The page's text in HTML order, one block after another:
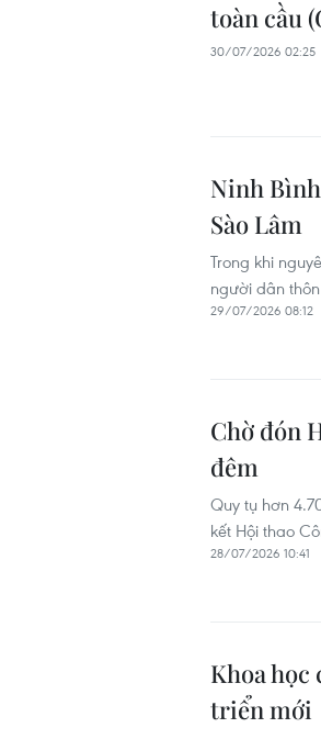
toàn cầu
30/07/2026 02:25
Ninh
Sào Lâm
Trong khi
người dân
29/07/2026 08:12
Chờ đón
đêm
Quy tụ hơn
kết Hội thao
28/07/2026 10:41
Khoa
triển mới